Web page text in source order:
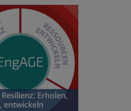
Resilienz: Erholen,
entwickeln